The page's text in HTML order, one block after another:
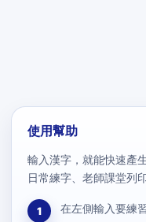
使用幫助
輸入漢字，就能快速產
日常練字、老師課堂列
1 在左側輸入要練